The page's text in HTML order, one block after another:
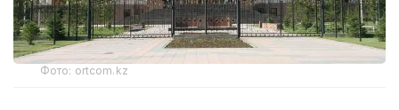
Фото: ortcom.kz